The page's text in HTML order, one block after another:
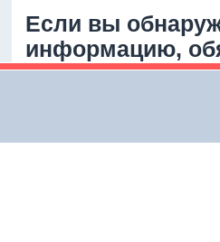
Если вы
информацию,